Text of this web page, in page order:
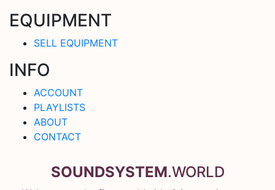
EQUIPMENT
SELL EQUIPMENT
INFO
ACCOUNT
PLAYLISTS
ABOUT
CONTACT
SOUNDSYSTEM.WORLD